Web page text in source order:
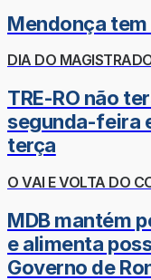
Mendonça
DIA DO
TRE-RO não
segunda-feira
terça
O VAI E VOLTA DO
MDB mantém
e alimenta
Governo de